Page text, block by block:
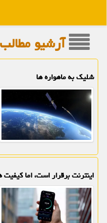
آرشیو مطالب
شلیک به ماهواره ها
اینترنت برقرار است، اما